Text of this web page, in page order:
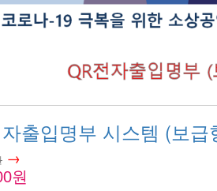
출입명부 시스템 (보급
→
원